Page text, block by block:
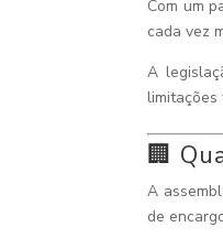
Com um
cada vez
A
limitações
🏢
A
de